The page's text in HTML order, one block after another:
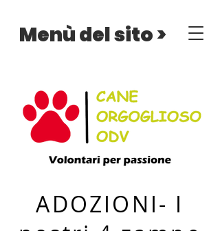
Menù del sito >
ADOZIONI- I